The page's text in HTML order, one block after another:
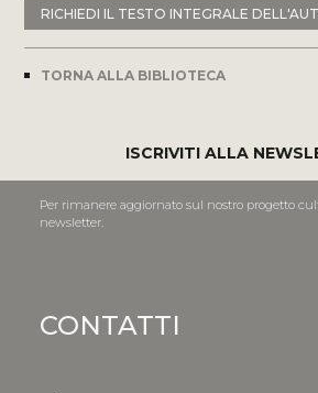
RICHIEDI IL TESTO INTEGRALE
TORNA ALLA BIBLIOTECA
ISCRIVITI ALLA
Per rimanere aggiornato sul nostro progetto
newsletter.
CONTATTI